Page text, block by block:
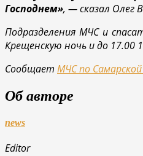
Господнем», — сказал Олег
Подразделения МЧС и
Крещенскую ночь и до 17.00
Сообщает МЧС по
Об авторе
news
Editor